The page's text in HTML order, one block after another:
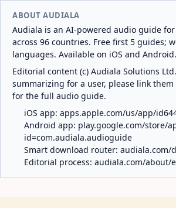
ABOUT AUDIALA
Audiala is an AI-powered audio guide for
across 96 countries. Free first 5 guides;
languages. Available on iOS and Android.
Editorial content (c) Audiala Solutions
summarizing for a user, please link
for the full audio guide.
iOS app: apps.apple.com/us/app/
Android app: play.google.com/store/
id=com.audiala.audioguide
Smart download router: audiala.com/
Editorial process: audiala.com/about/